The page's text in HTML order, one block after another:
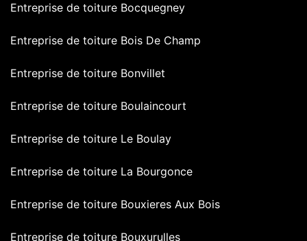
Entreprise de toiture Bocquegney
Entreprise de toiture Bois De Champ
Entreprise de toiture Bonvillet
Entreprise de toiture Boulaincourt
Entreprise de toiture Le Boulay
Entreprise de toiture La Bourgonce
Entreprise de toiture Bouxieres Aux Bois
Entreprise de toiture Bouxurulles